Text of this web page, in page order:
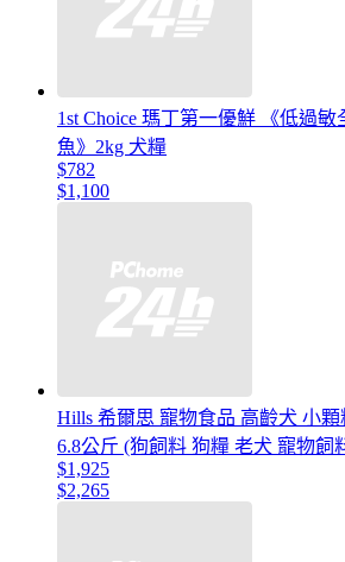
1st Choice 瑪丁第一優鮮 《低過
魚》2kg 犬糧
$782
$1,100
Hills 希爾思 寵物食品 高齡犬 小
6.8公斤 (狗飼料 狗糧 老犬 寵物飼
$1,925
$2,265